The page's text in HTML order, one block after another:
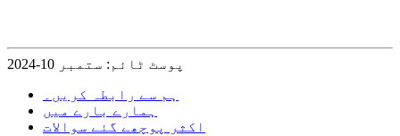
پوسٹ ٹائم: ستمبر 10-2024
ہم سے رابطہ کریں۔
ہمارے بارے میں
اکثر پوچھے گئے سوالات